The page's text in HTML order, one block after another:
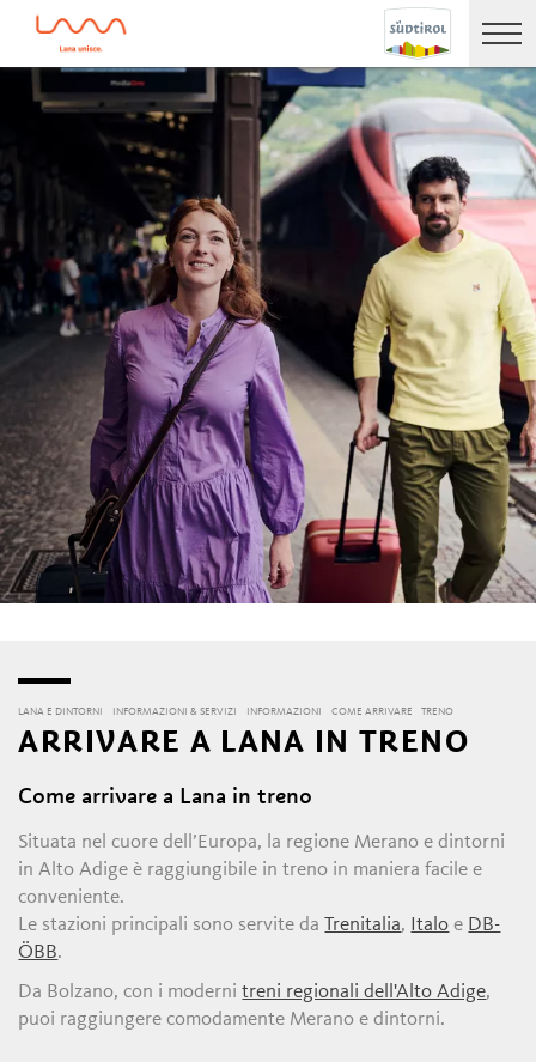
LANA E DINTORNI INFORMAZIONI & SERVIZI INFORMAZIONI COME ARRIVARE TRENO
ARRIVARE A LANA IN TRENO
Come arrivare a Lana in treno
Situata nel cuore dell’Europa, la regione Merano e dintorni
in Alto Adige è raggiungibile in treno in maniera facile e
conveniente.
Le stazioni principali sono servite daTrenitalia, Italo e DB-
ÖBB.
Da Bolzano, con i modernitreni regionali dell'Alto Adige,
puoi raggiungere comodamente Merano e dintorni.